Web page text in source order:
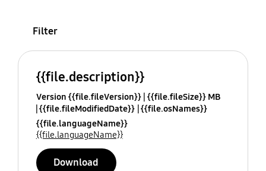
Filter
{{file.description}}
Version {{file.fileVersion}} {{file.fileSize}} MB
{{file.fileModifiedDate}} {{file.osNames}}
{{file.languageName}}
{{file.languageName}}
Download